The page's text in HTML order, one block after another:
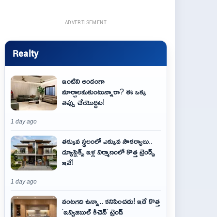
ADVERTISEMENT
Realty
ఇంటిని అందంగా
మార్చాలనుకుంటున్నారా? ఈ ఒక్క
తప్పు చేయొద్దట!
1 day ago
తక్కువ స్థలంలో ఎక్కువ సౌకర్యాలు..
డ్యూప్లెక్స్ ఇళ్ల నిర్మాణంలో కొత్త ట్రెండ్స్
ఇవే!
1 day ago
వంటగది ఉన్నా.. కనిపించదు! ఇదే కొత్త
'ఇన్విజిబుల్ కిచెన్' ట్రెండ్